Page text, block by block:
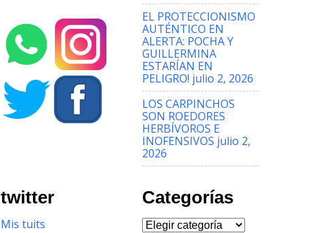
EL PROTECCIONISMO
AUTÉNTICO EN
ALERTA: POCHA Y
GUILLERMINA
ESTARÍAN EN
PELIGRO! julio 2, 2026
LOS CARPINCHOS
SON ROEDORES
HERBÍVOROS E
INOFENSIVOS julio 2,
2026
twitter
Mis tuits
Categorías
Categorías